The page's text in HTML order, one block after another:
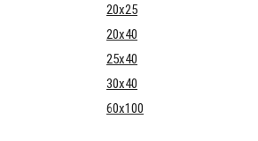
20x25
20x40
25x40
30x40
60x100